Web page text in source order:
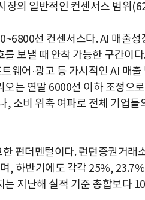
장의 일반적인 컨센서스 범위
선 컨센서스다. AI 매출
를 보낼 때 안착 가능한 구간이
웨어·광고 등 가시적인 AI 매
오는 연말 6000선 이하 조정으
, 소비 위축 여파로 전체 기업
펀더멘털이다. 런던증권거래
, 하반기에도 각각 25%,
지난해 실적 기준 총합보다